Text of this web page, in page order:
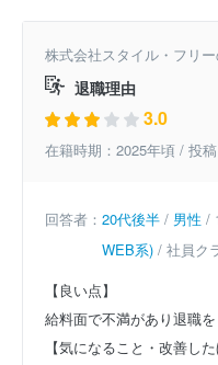
株式会社スタイル・フリ
退職理由
3.0
在籍時期：2025年頃 / 投
回答者： 20代後半 / 男性 /
WEB系) / 社員ク
【良い点】
給料面で不満があり退職
【気になること・改善し